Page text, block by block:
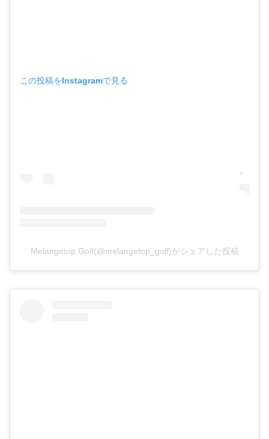
この投稿をInstagramで見る
Melangetop Golf(@melangetop_golf)がシェアした投稿